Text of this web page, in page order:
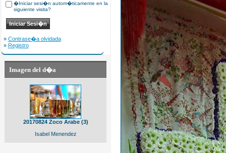
�Iniciar sesi�n autom�ticamente en la
siguiente visita?
» Contrase�a olvidada
» Registro
Imagen del d�a
20170824 Zoco Arabe (3)
Isabel Menendez